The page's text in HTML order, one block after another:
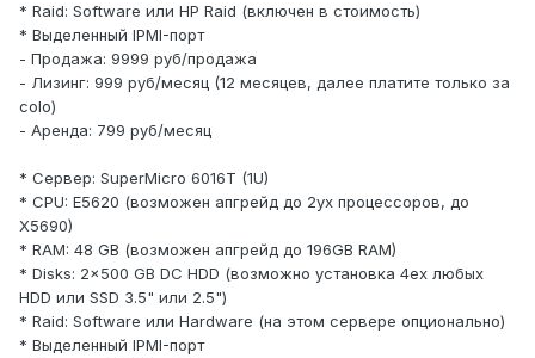
* Raid: Software или HP Raid (включен в стоимость)
* Выделенный IPMI-порт
- Продажа: 9999 руб/продажа
- Лизинг: 999 руб/месяц (12 месяцев, далее платите только за
colo)
- Аренда: 799 руб/месяц
* Сервер: SuperMicro 6016T (1U)
* CPU: E5620 (возможен апгрейд до 2ух процессоров, до
X5690)
* RAM: 48 GB (возможен апгрейд до 196GB RAM)
* Disks: 2x500 GB DC HDD (возможно установка 4ех любых
HDD или SSD 3.5" или 2.5")
* Raid: Software или Hardware (на этом сервере опционально)
* Выделенный IPMI-порт